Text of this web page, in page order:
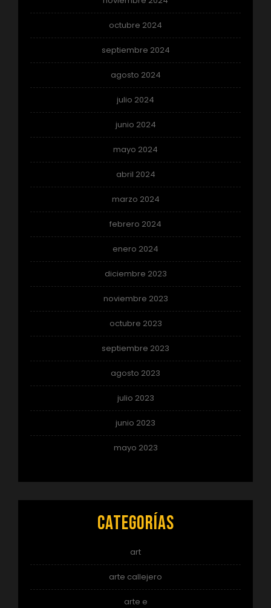
octubre 2024
septiembre 2024
agosto 2024
julio 2024
junio 2024
mayo 2024
abril 2024
marzo 2024
febrero 2024
enero 2024
diciembre 2023
noviembre 2023
octubre 2023
septiembre 2023
agosto 2023
julio 2023
junio 2023
mayo 2023
Categorías
art
arte callejero
arte e